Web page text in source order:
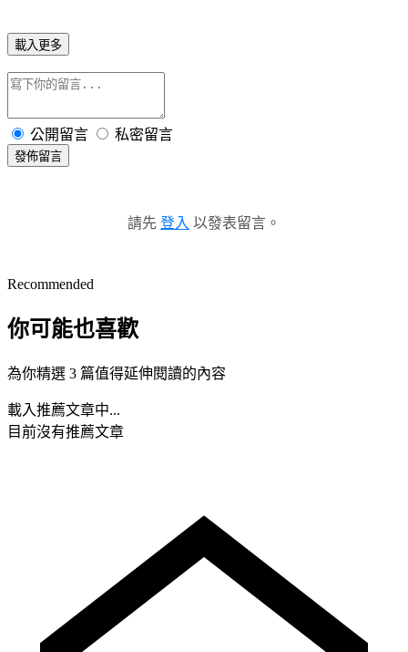
載入更多
公開留言 私密留言
發佈留言
請先 登入 以發表留言。
Recommended
你可能也喜歡
為你精選 3 篇值得延伸閱讀的內容
載入推薦文章中...
目前沒有推薦文章